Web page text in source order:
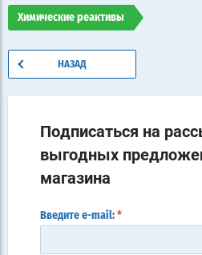
Химические реактивы
НАЗАД
Подписаться на
выгодных
магазина
Введите e-mail: *